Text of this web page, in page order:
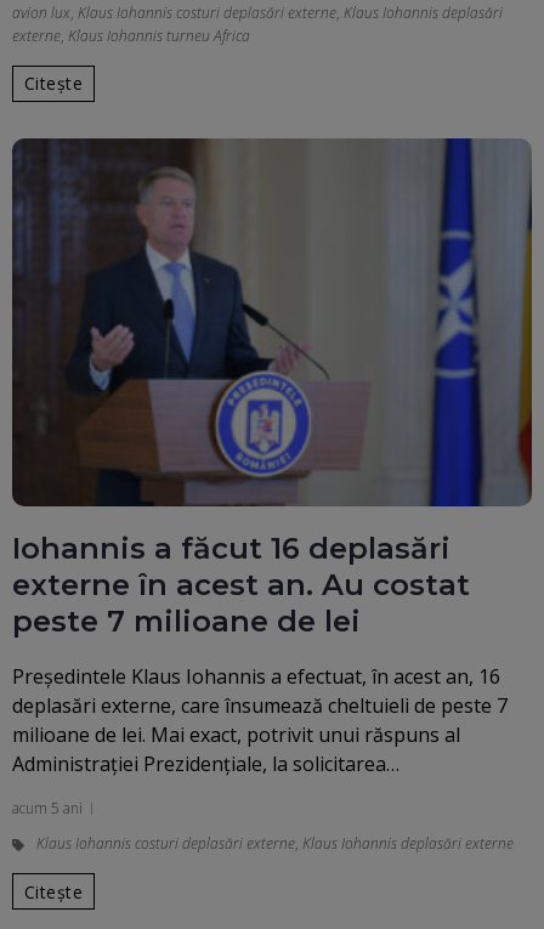
avion lux, Klaus Iohannis costuri deplasări externe, Klaus Iohannis deplasări
externe, Klaus Iohannis turneu Africa
Citește
Iohannis a făcut 16 deplasări
externe în acest an. Au costat
peste 7 milioane de lei
Preşedintele Klaus Iohannis a efectuat, în acest an, 16
deplasări externe, care însumează cheltuieli de peste 7
milioane de lei. Mai exact, potrivit unui răspuns al
Administraţiei Prezidenţiale, la solicitarea…
acum 5 ani
Klaus Iohannis costuri deplasări externe, Klaus Iohannis deplasări externe
Citește